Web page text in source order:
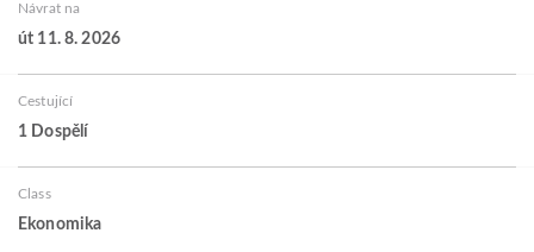
Návrat na
út 11. 8. 2026
Cestující
1 Dospělí
Class
Ekonomika